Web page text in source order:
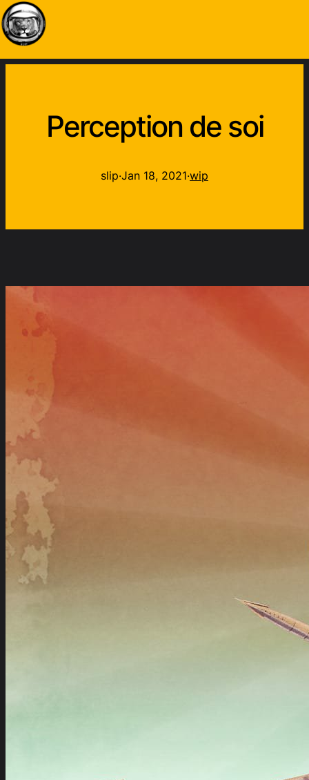
Perception de soi
slip·Jan 18, 2021·wip